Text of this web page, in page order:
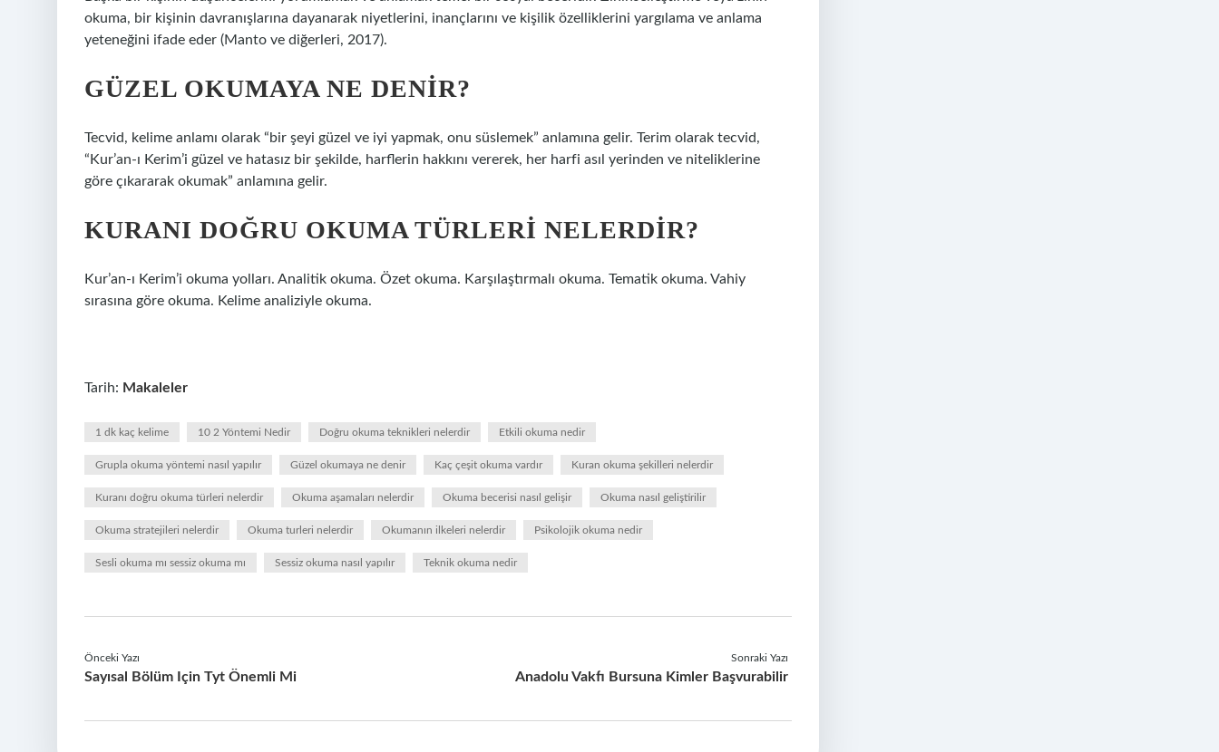
okuma, bir kişinin davranışlarına dayanarak niyetlerini, inançlarını ve kişilik özelliklerini yargılama ve anlama
yeteneğini ifade eder (Manto ve diğerleri, 2017).
GÜZEL OKUMAYA NE DENIR?
Tecvid, kelime anlamı olarak “bir şeyi güzel ve iyi yapmak, onu süslemek” anlamına gelir. Terim olarak tecvid,
“Kur’an-ı Kerim’i güzel ve hatasız bir şekilde, harflerin hakkını vererek, her harfi asıl yerinden ve niteliklerine
göre çıkararak okumak” anlamına gelir.
KURANI DOĞRU OKUMA TÜRLERI NELERDIR?
Kur’an-ı Kerim’i okuma yolları. Analitik okuma. Özet okuma. Karşılaştırmalı okuma. Tematik okuma. Vahiy
sırasına göre okuma. Kelime analiziyle okuma.
Tarih: Makaleler
1 dk kaç kelime 10 2 Yöntemi Nedir Doğru okuma teknikleri nelerdir Etkili okuma nedir
Grupla okuma yöntemi nasıl yapılır Güzel okumaya ne denir Kaç çeşit okuma vardır Kuran okuma şekilleri nelerdir
Kuranı doğru okuma türleri nelerdir Okuma aşamaları nelerdir Okuma becerisi nasıl gelişir Okuma nasıl geliştirilir
Okuma stratejileri nelerdir Okuma turleri nelerdir Okumanın ilkeleri nelerdir Psikolojik okuma nedir
Sesli okuma mı sessiz okuma mı Sessiz okuma nasıl yapılır Teknik okuma nedir
Önceki Yazı
Sayısal Bölüm Için Tyt Önemli Mi
Sonraki Yazı
Anadolu Vakfı Bursuna Kimler Başvurabilir